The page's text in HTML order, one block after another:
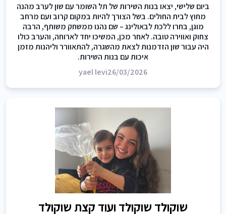
ביום שלישי, יצאו בנות השירות של תל השומר עם שון לערב מהנה
מחוץ לבית החולים. בשל הצורך להיות במקום קרוב ועם מרחב
מוגן, בחרו ללכת לבאולינג – שם נהנו ממשחק משותף, הרבה
צחוק ואווירה טובה. לאחר מכן, המשיכו יחד לארוחה, והערב כולו
היה עבור שון הזדמנות לצאת מהשגרה, להתאוורר וליהנות מזמן
איכות עם בנות השירות.
yael levi26/03/2026
שוקולד שוקולד ועוד קצת שוקולד